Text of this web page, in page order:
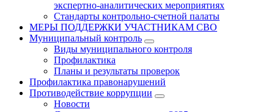
экспертно-аналитических мероприятиях
Стандарты контрольно-счетной палаты
МЕРЫ ПОДДЕРЖКИ УЧАСТНИКАМ СВО
Муниципальный контроль
Виды муниципального контроля
Профилактика
Планы и результаты проверок
Профилактика правонарушений
Противодействие коррупции
Новости